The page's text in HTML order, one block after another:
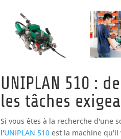
UNIPLAN 510 :
les tâches
Si vous êtes à la recherche d'une
l'UNIPLAN 510 est la machine qu'il